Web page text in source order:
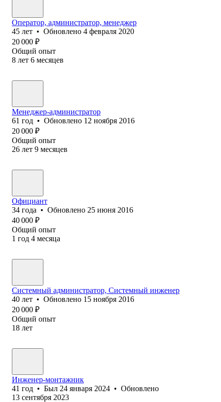
Оператор, администратор, менеджер
45 лет • Обновлено 4 февраля 2020
20 000 ₽
Общий опыт
8 лет 6 месяцев
Менеджер-администратор
61 год • Обновлено 12 ноября 2016
20 000 ₽
Общий опыт
26 лет 9 месяцев
Официант
34 года • Обновлено 25 июня 2016
40 000 ₽
Общий опыт
1 год 4 месяца
Системный администратор, Системный инженер
40 лет • Обновлено 15 ноября 2016
20 000 ₽
Общий опыт
18 лет
Инженер-монтажник
41 год • Был 24 января 2024 • Обновлено
13 сентября 2023